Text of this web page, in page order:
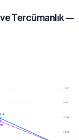
Tercümanlık—
3.597
4.081
4.566
5.050